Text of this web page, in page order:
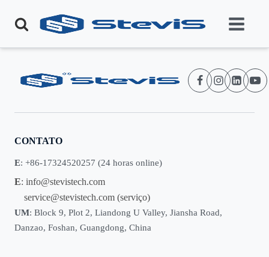
CONTATO
E: +86-17324520257 (24 horas online)
E: info@stevistech.com
service@stevistech.com (serviço)
UM: Block 9, Plot 2, Liandong U Valley, Jiansha Road,
Danzao, Foshan, Guangdong, China